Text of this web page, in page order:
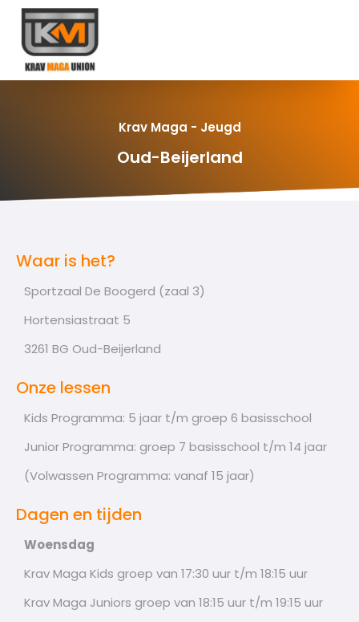
Krav Maga - Jeugd
Oud-Beijerland
Waar is het?
Sportzaal De Boogerd (zaal 3)
Hortensiastraat 5
3261 BG Oud-Beijerland
Onze lessen
Kids Programma: 5 jaar t/m groep 6 basisschool
Junior Programma: groep 7 basisschool t/m 14 jaar
(Volwassen Programma: vanaf 15 jaar)
Dagen en tijden
Woensdag
Krav Maga Kids groep van 17:30 uur t/m 18:15 uur
Krav Maga Juniors groep van 18:15 uur t/m 19:15 uur